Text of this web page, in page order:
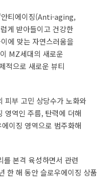
안티에이징(Anti-aging,
게 받아들이고 건강한
에 맞는 자연스러움을
MZ세대의 새로운
적으로 새로운 뷰티
피부 고민 상당수가 노화와
영역인 주름, 탄력에 더해
이징 영역으로 범주화해
본격 육성하면서 관련
한 해 동안 슬로우에이징 상품